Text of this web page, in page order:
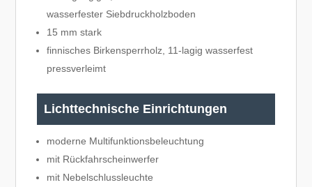
wasserfester Siebdruckholzboden
15 mm stark
finnisches Birkensperrholz, 11-lagig wasserfest
pressverleimt
Lichttechnische Einrichtungen
moderne Multifunktionsbeleuchtung
mit Rückfahrscheinwerfer
mit Nebelschlussleuchte